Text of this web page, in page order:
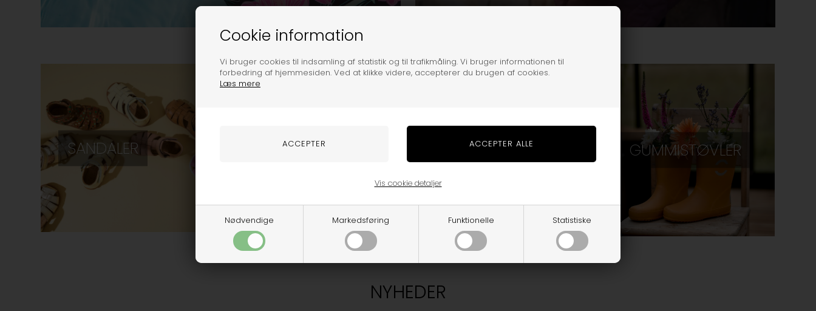
Cookie information
Vi bruger cookies til indsamling af statistik og til trafikmåling. Vi bruger informationen til
forbedring af hjemmesiden. Ved at klikke videre, accepterer du brugen af cookies.
Læs mere
Nødvendige Markedsføring Funktionelle Statistiske
Vis cookie detaljer
SANDALER REGNTØJ GUMMISTØVLER
NYHEDER